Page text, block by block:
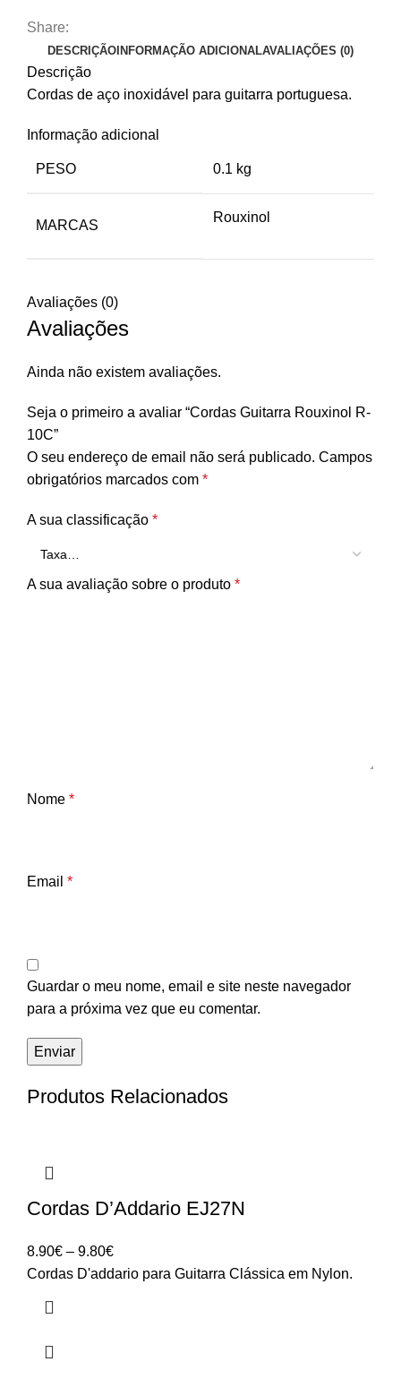
Share:
DESCRIÇÃOINFORMAÇÃO ADICIONALAVALIAÇÕES (0)
Descrição
Cordas de aço inoxidável para guitarra portuguesa.
Informação adicional
PESO 0.1 kg
MARCAS
Rouxinol
Avaliações (0)
Avaliações
Ainda não existem avaliações.
Seja o primeiro a avaliar “Cordas Guitarra Rouxinol R-
10C”
O seu endereço de email não será publicado. Campos
obrigatórios marcados com *
A sua classificação *
A sua avaliação sobre o produto *
Nome *
Email *
Guardar o meu nome, email e site neste navegador
para a próxima vez que eu comentar.
Produtos Relacionados
Cordas D’Addario EJ27N
8.90€ – 9.80€Price
range:
Cordas D'addario para Guitarra Clássica em Nylon.